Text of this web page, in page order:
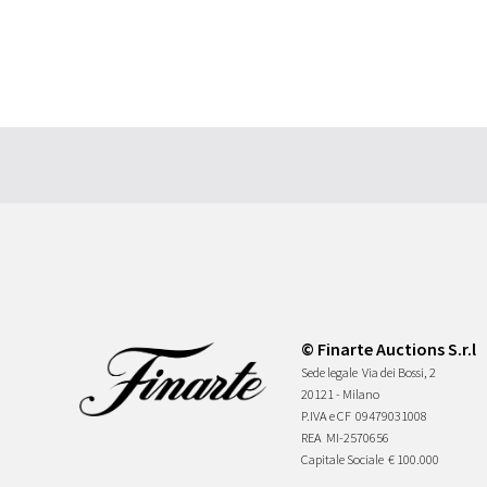
© Finarte Auctions S.r.l
Sede legale Via dei Bossi, 2
20121 - Milano
P.IVA e CF 09479031008
REA MI-2570656
Capitale Sociale € 100.000